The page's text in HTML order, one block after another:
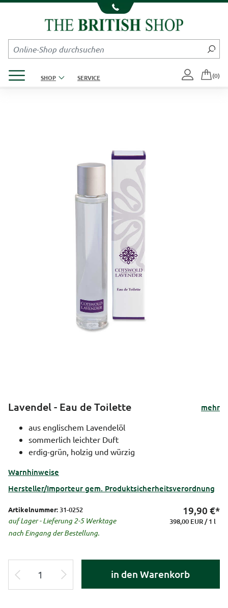
Kompletten Head der Seite überspringen
SHOP SERVICE (0)
Lavendel - Eau de Toilette
mehr
aus englischem Lavendelöl
sommerlich leichter Duft
erdig-grün, holzig und würzig
Warnhinweise
Hersteller/Importeur gem. Produktsicherheitsverordnung
Artikelnummer: 31-0252
auf Lager - Lieferung 2-5 Werktage
nach Eingang der Bestellung.
19,90 €*
398,00 EUR / 1 l
in den Warenkorb